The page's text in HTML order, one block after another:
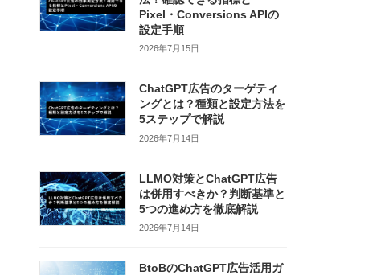
Pixel・Conversions APIの
設定手順
2026年7月15日
ChatGPT広告のターゲティ
ングとは？種類と設定方法を
5ステップで解説
2026年7月14日
LLMO対策とChatGPT広告
は併用すべきか？判断基準と
5つの進め方を徹底解説
2026年7月14日
BtoBのChatGPT広告活用ガ